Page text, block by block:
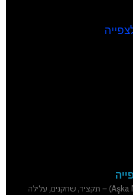
צדק מר (Aşka Mahkum / Bitter Justice) – תקציר, שחקנים, עלילה